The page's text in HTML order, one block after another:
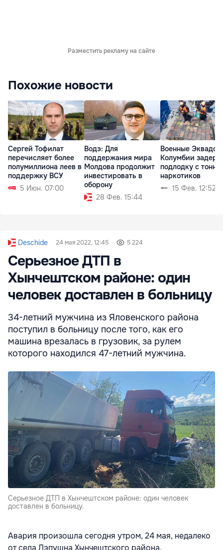
Разместить рекламу на сайте
Похожие новости
Сергей Тофилат
перечисляет более
полумиллиона леев в
поддержку ВСУ
5 Июн. 07:00
Водэ: Для
поддержания мира
Молдова продолжит
инвестировать в
оборону
28 Фев. 15:44
Военные
Колумбии
подлодку с
наркотиков
15 Фев. 12:52
Deschide 24 мая 2022, 12:45 5 224
Серьезное ДТП в
Хынчештском районе: один
человек доставлен в больницу
34-летний мужчина из Яловенского района
поступил в больницу после того, как его
машина врезалась в грузовик, за рулем
которого находился 47-летний мужчина.
Серьезное ДТП в Хынчештском районе: один человек
доставлен в больницу.
Авария произошла сегодня утром, 24 мая, недалеко
от села Лэпушна Хынчештского района,